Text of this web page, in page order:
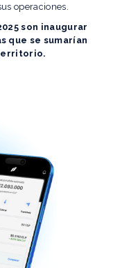
operaciones.
son inaugurar
que se sumarían